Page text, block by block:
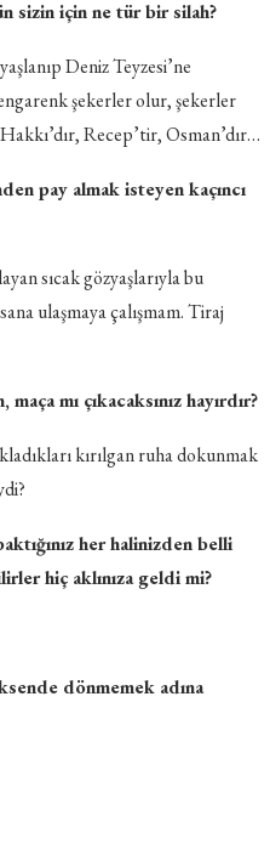
sizin için ne tür bir silah?
Deniz Teyzesi’ne
şekerler olur, şekerler
Recep’tir, Osman’dır…
pay almak isteyen kaçıncı
sıcak gözyaşlarıyla bu
ulaşmaya çalışmam. Tiraj
mı çıkacaksınız hayırdır?
kırılgan ruha dokunmak
her halinizden belli
hiç aklınıza geldi mi?
dönmemek adına